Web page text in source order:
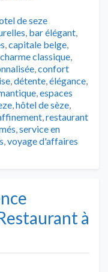
de seze
, bar élégant,
,capitale belge,
charme classique,
,confort
,détente,élégance,
,espaces
,hôtel de sèze,
,restaurant
,service en
,voyage d'affaires
à